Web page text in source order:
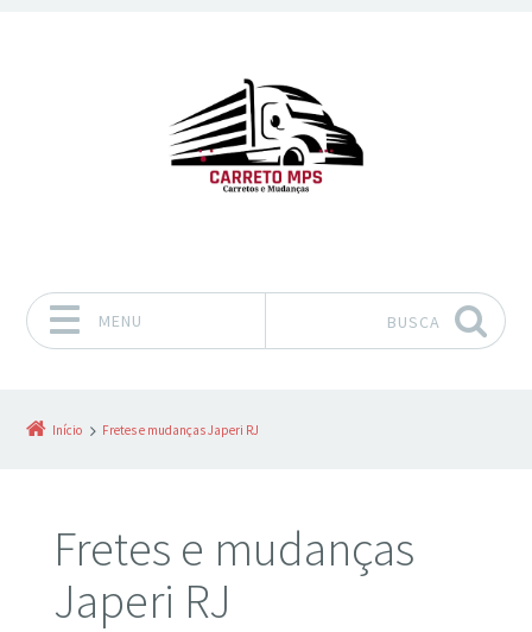
MENU BUSCA
Início Fretes e mudanças Japeri RJ
Fretes e mudanças
Japeri RJ